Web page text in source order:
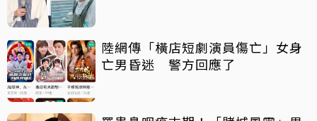
陸網傳「橫店短劇演員傷亡」女身
亡男昏迷 警方回應了